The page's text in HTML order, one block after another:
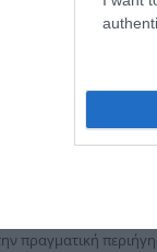
ως
να
εκατοντάδων έργων.
μας υιοθετούν
τους και όχι να
αίσθηση του
πραγματική